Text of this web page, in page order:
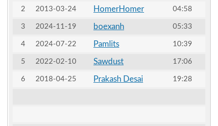
2 2013-03-24 HomerHomer 04:58
3 2024-11-19 boexanh 05:33
4 2024-07-22 Pamlits 10:39
5 2022-02-10 Sawdust 17:06
6 2018-04-25 Prakash Desai 19:28